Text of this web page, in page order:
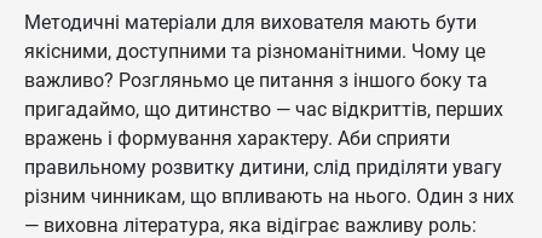
Методичні матеріали для вихователя мають бути
якісними, доступними та різноманітними. Чому це
важливо? Розгляньмо це питання з іншого боку та
пригадаймо, що дитинство — час відкриттів, перших
вражень і формування характеру. Аби сприяти
правильному розвитку дитини, слід приділяти увагу
різним чинникам, що впливають на нього. Один з них
— виховна література, яка відіграє важливу роль: